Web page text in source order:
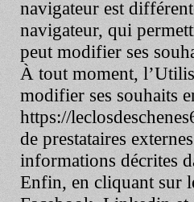
navigateur est
navigateur, qui
peut modifier ses
À tout moment,
modifier ses souhaits
https://
de prestataires
informations décrites
Enfin, en cliquant sur